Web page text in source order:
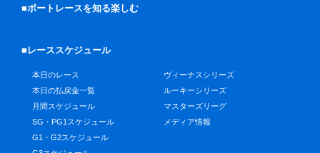
■ボートレースを知る楽しむ
■レーススケジュール
本日のレース
本日の払戻金一覧
月間スケジュール
SG・PG1スケジュール
G1・G2スケジュール
ヴィーナスシリーズ
ルーキーシリーズ
マスターズリーグ
メディア情報